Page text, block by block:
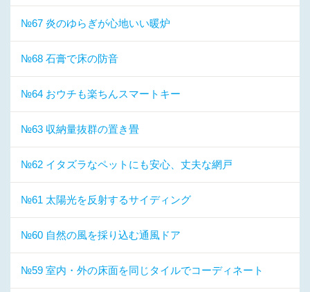
№67 炎のゆらぎが心地いい暖炉
№68 石膏で床の防音
№64 おウチも楽ちんスマートキー
№63 収納量抜群の置き畳
№62 イタズラなペットにも安心、丈夫な網戸
№61 太陽光を反射するサイディング
№60 自然の風を採り込む通風ドア
№59 室内・外の床面を同じタイルでコーディネート